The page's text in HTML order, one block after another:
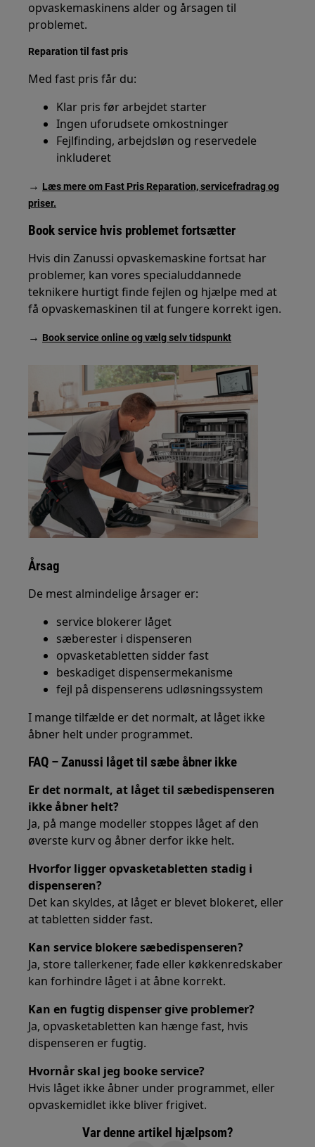
opvaskemaskinens alder og årsagen til
problemet.
Reparation til fast pris
Med fast pris får du:
Klar pris før arbejdet starter
Ingen uforudsete omkostninger
Fejlfinding, arbejdsløn og reservedele
inkluderet
→ Læs mere om Fast Pris Reparation, servicefradrag og
priser.
Book service hvis problemet fortsætter
Hvis din Zanussi opvaskemaskine fortsat har
problemer, kan vores specialuddannede
teknikere hurtigt finde fejlen og hjælpe med at
få opvaskemaskinen til at fungere korrekt igen.
→ Book service online og vælg selv tidspunkt
Årsag
De mest almindelige årsager er:
service blokerer låget
sæberester i dispenseren
opvasketabletten sidder fast
beskadiget dispensermekanisme
fejl på dispenserens udløsningssystem
I mange tilfælde er det normalt, at låget ikke
åbner helt under programmet.
FAQ – Zanussi låget til sæbe åbner ikke
Er det normalt, at låget til sæbedispenseren
ikke åbner helt?
Ja, på mange modeller stoppes låget af den
øverste kurv og åbner derfor ikke helt.
Hvorfor ligger opvasketabletten stadig i
dispenseren?
Det kan skyldes, at låget er blevet blokeret, eller
at tabletten sidder fast.
Kan service blokere sæbedispenseren?
Ja, store tallerkener, fade eller køkkenredskaber
kan forhindre låget i at åbne korrekt.
Kan en fugtig dispenser give problemer?
Ja, opvasketabletten kan hænge fast, hvis
dispenseren er fugtig.
Hvornår skal jeg booke service?
Hvis låget ikke åbner under programmet, eller
opvaskemidlet ikke bliver frigivet.
Var denne artikel hjælpsom?